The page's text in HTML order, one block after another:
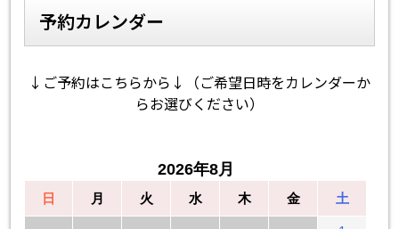
予約カレンダー
↓ご予約はこちらから↓（ご希望日時をカレンダーか
らお選びください）
2026年8月
日 月 火 水 木 金 土